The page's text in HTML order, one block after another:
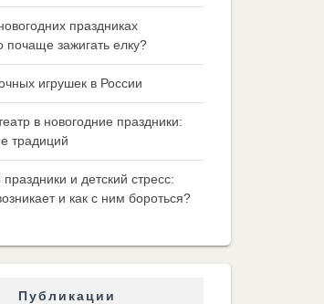
праздниках
почаще зажигать елку?
игрушек в России
в новогодние праздники:
традиций
и детский стресс:
и как с ним бороться?
Публикации